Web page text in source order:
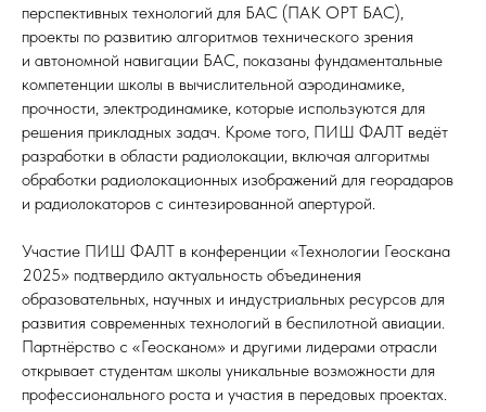
перспективных технологий для БАС (ПАК ОРТ БАС),
проекты по развитию алгоритмов технического зрения
и автономной навигации БАС, показаны фундаментальные
компетенции школы в вычислительной аэродинамике,
прочности, электродинамике, которые используются для
решения прикладных задач. Кроме того, ПИШ ФАЛТ ведёт
разработки в области радиолокации, включая алгоритмы
обработки радиолокационных изображений для георадаров
и радиолокаторов с синтезированной апертурой.
Участие ПИШ ФАЛТ в конференции «Технологии Геоскана
2025» подтвердило актуальность объединения
образовательных, научных и индустриальных ресурсов для
развития современных технологий в беспилотной авиации.
Партнёрство с «Геосканом» и другими лидерами отрасли
открывает студентам школы уникальные возможности для
профессионального роста и участия в передовых проектах.